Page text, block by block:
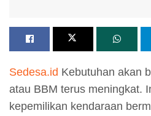
Sedesa.id Kebutuhan akan
atau BBM terus meningkat.
kepemilikan kendaraan